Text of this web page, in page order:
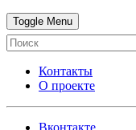
Toggle Menu
Контакты
О проекте
Вконтакте